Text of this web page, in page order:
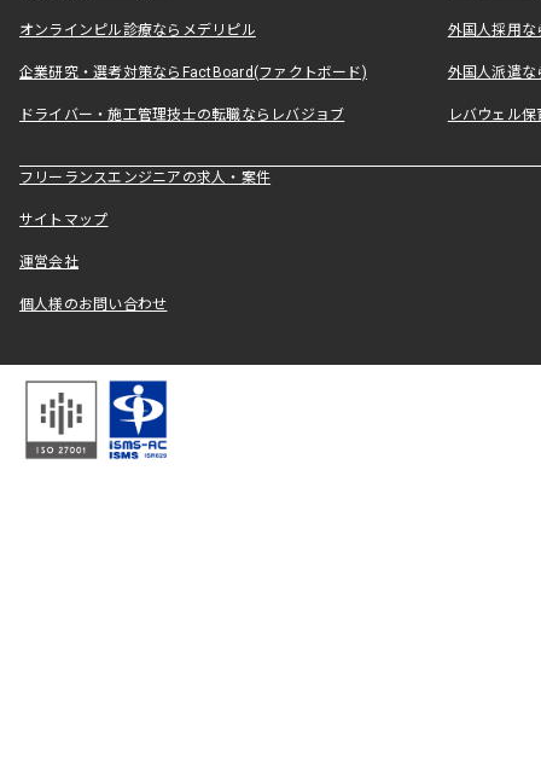
オンラインピル診療ならメデリピル 外国人採用
企業研究・選考対策ならFactBoard(ファクトボード) 外国人派遣な
ドライバー・施工管理技士の転職ならレバジョブ レバウェル
フリーランスエンジニアの求人・案件
サイトマップ
運営会社
個人様のお問い合わせ